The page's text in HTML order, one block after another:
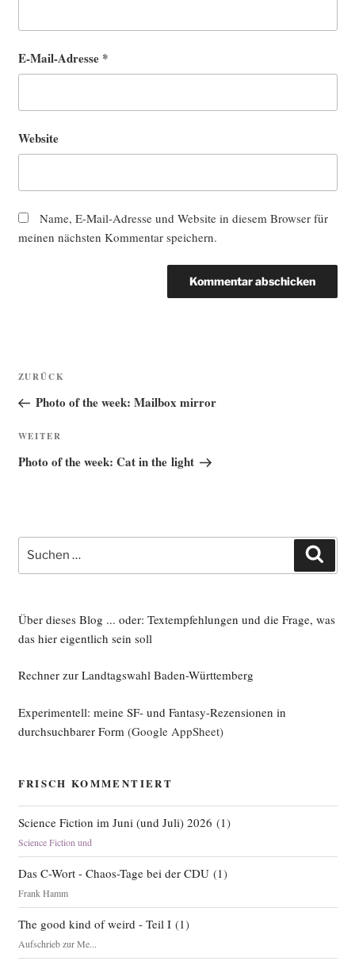
E-Mail-Adresse *
Website
Name, E-Mail-Adresse und Website in diesem Browser für
meinen nächsten Kommentar speichern.
Beitragsnavigation
Vorheriger
Beitrag
ZURÜCK
Photo of the week: Mailbox mirror
Nächster
Beitrag
WEITER
Photo of the week: Cat in the light
Suche
nach:
Über dieses Blog ... oder: Textempfehlungen und die Frage, was
das hier eigentlich sein soll
Rechner zur Landtagswahl Baden-Württemberg
Experimentell: meine SF- und Fantasy-Rezensionen in
durchsuchbarer Form (Google AppSheet)
FRISCH KOMMENTIERT
Science Fiction im Juni (und Juli) 2026 (1)
Science Fiction und
Das C-Wort - Chaos-Tage bei der CDU(1)
Frank Hamm
The good kind of weird - Teil I(1)
Aufschrieb zur Me...